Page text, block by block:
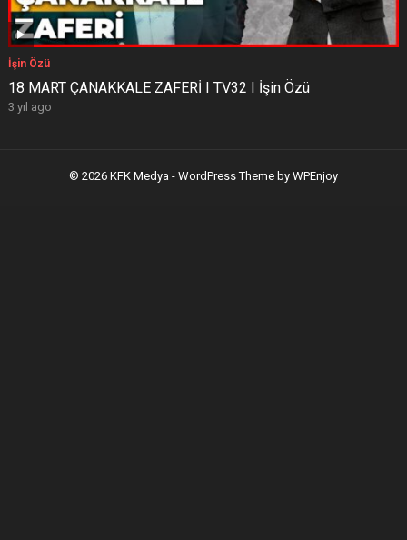
İşin Özü
18 MART ÇANAKKALE ZAFERİ I TV32 I İşin Özü
3 yıl ago
© 2026 KFK Medya - WordPress Theme by WPEnjoy